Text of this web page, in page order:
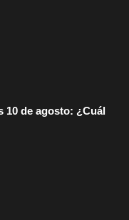
10 de agosto: ¿Cuál